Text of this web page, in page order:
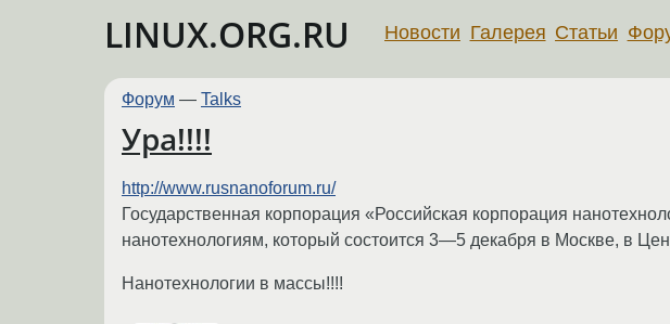
LINUX.ORG.RU Новости Галерея Статьи
Форум — Talks
Ура!!!!
http://www.rusnanoforum.ru/
Государственная корпорация «Российская корпорация
нанотехнологиям, который состоится 3—5 декабря в Москве, в
Нанотехнологии в массы!!!!